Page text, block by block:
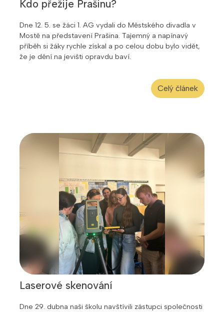
Kdo přežije Prašinu?
Dne 12. 5. se žáci 1. AG vydali do Městského divadla v
Mostě na představení Prašina. Tajemný a napínavý
příběh si žáky rychle získal a po celou dobu bylo vidět,
že je dění na jevišti opravdu baví.
Celý článek
Laserové skenování
Dne 29. dubna naši školu navštívili zástupci společnosti